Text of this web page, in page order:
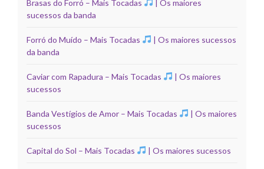
Brasas do Forró – Mais Tocadas
| Os maiores
sucessos da banda
Forró do Muído – Mais Tocadas
| Os maiores sucessos
da banda
Caviar com Rapadura – Mais Tocadas
| Os maiores
sucessos
Banda Vestígios de Amor – Mais Tocadas
| Os maiores
sucessos
Capital do Sol – Mais Tocadas | Os maiores sucessos